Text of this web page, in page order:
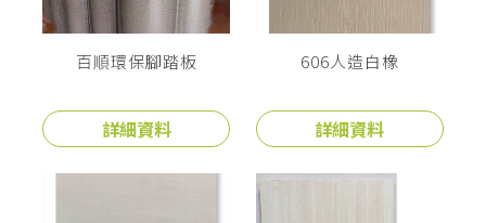
百順環保腳踏板
詳細資料
606人造白橡
詳細資料